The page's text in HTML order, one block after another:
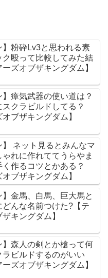
】粉砕Lv3と思われる素
ク殴って比較してみた結
ズオブザキングダム】
】瘴気武器の使い道は？
クラビルドしてる？
オブザキングダム】
】 ネット見るとみんなマ
れに作れててうらやま
く作るコツとかある？
オブザキングダム】
】金馬、白馬、巨大馬と
どんな名前つけた?【テ
キングダム】
】森人の剣とか槍って何
ラビルドするのがいい
ズオブザキングダム】